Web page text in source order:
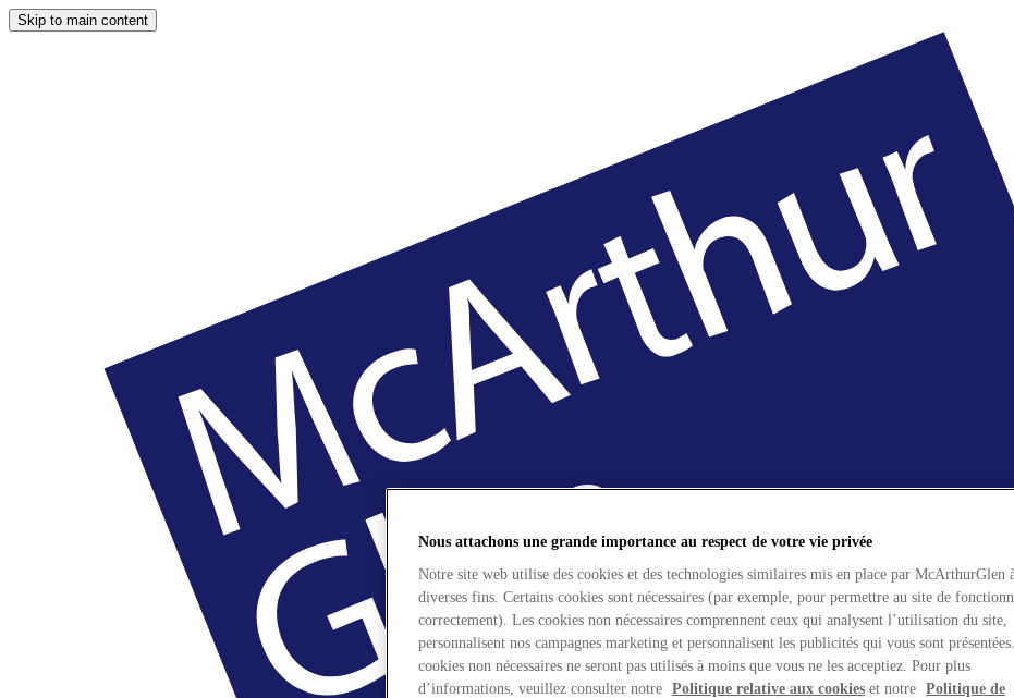
Skip to main content
Nous attachons une grande importance au respect de votre vie privée
Notre site web utilise des cookies et des technologies similaires mis en place par McArthurGlen
diverses fins. Certains cookies sont nécessaires (par exemple, pour permettre au site de
correctement). Les cookies non nécessaires comprennent ceux qui analysent l’utilisation du site,
personnalisent nos campagnes marketing et personnalisent les publicités qui vous sont
cookies non nécessaires ne seront pas utilisés à moins que vous ne les acceptiez. Pour plus
d’informations, veuillez consulter notre Politique relative aux cookies et notre Politique de